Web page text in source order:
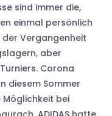
sind immer die,
einmal persönlich
Vergangenheit
aber
Corona
diesem Sommer
bei